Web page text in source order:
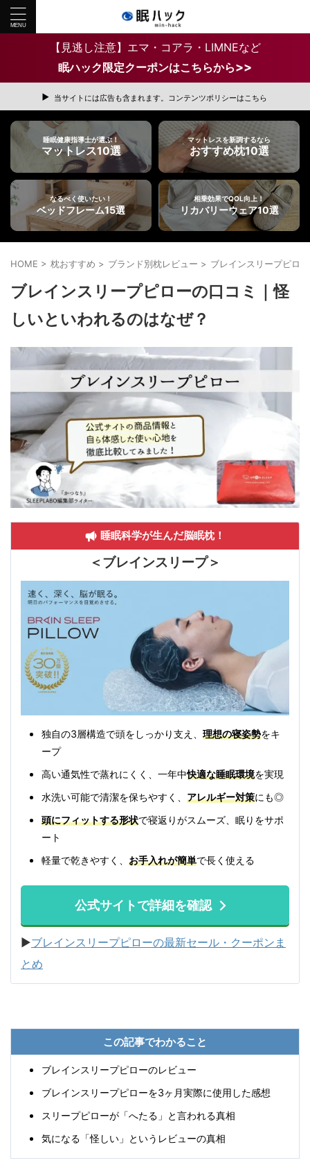
【見逃し注意】エマ・コアラ・LIMNEなど
眠ハック限定クーポンはこちらから>>
当サイトには広告も含まれます。コンテンツポリシーはこちら
睡眠健康指導士が選ぶ！
マットレス10選
マットレスを新調するなら
おすすめ枕10選
なるべく使いたい！
ベッドフレーム15選
相乗効果でQOL向上！
リカバリーウェア10選
HOME > 枕おすすめ > ブランド別枕レビュー > ブレインスリープピロー
ブレインスリープピローの口コミ｜怪
しいといわれるのはなぜ？
睡眠科学が生んだ脳眠枕！
＜ブレインスリープ＞
独自の3層構造で頭をしっかり支え、 理想の寝姿勢をキ
ープ
高い通気性で蒸れにくく、一年中快適な睡眠環境を実現
水洗い可能で清潔を保ちやすく、 アレルギー対策にも◎
頭にフィットする形状で寝返りがスムーズ、眠りをサポ
ート
軽量で乾きやすく、 お手入れが簡単で長く使える
公式サイトで詳細を確認
▶ブレインスリープピローの最新セール・クーポンま
とめ
この記事でわかること
ブレインスリープピローのレビュー
ブレインスリープピローを3ヶ月実際に使用した感想
スリープピローが「へたる」と言われる真相
気になる「怪しい」というレビューの真相